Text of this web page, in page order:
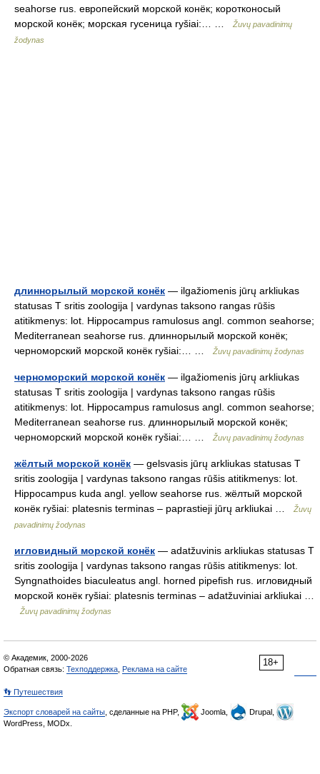
seahorse rus. европейский морской конёк; коротконосый
морской конёк; морская гусеница ryšiai:… …
Žuvų pavadinimų
žodynas
длиннорылый морской конёк — ilgažiomenis jūrų arkliukas
statusas T sritis zoologija | vardynas taksono rangas rūšis
atitikmenys: lot. Hippocampus ramulosus angl. common seahorse;
Mediterranean seahorse rus. длиннорылый морской конёк;
черноморский морской конёк ryšiai:… …
Žuvų pavadinimų žodynas
черноморский морской конёк — ilgažiomenis jūrų arkliukas
statusas T sritis zoologija | vardynas taksono rangas rūšis
atitikmenys: lot. Hippocampus ramulosus angl. common seahorse;
Mediterranean seahorse rus. длиннорылый морской конёк;
черноморский морской конёк ryšiai:… …
Žuvų pavadinimų žodynas
жёлтый морской конёк — gelsvasis jūrų arkliukas statusas T
sritis zoologija | vardynas taksono rangas rūšis atitikmenys: lot.
Hippocampus kuda angl. yellow seahorse rus. жёлтый морской
конёк ryšiai: platesnis terminas – paprastieji jūrų arkliukai …
Žuvų
pavadinimų žodynas
игловидный морской конёк — adatžuvinis arkliukas statusas T
sritis zoologija | vardynas taksono rangas rūšis atitikmenys: lot.
Syngnathoides biaculeatus angl. horned pipefish rus. игловидный
морской конёк ryšiai: platesnis terminas – adatžuviniai arkliukai …
Žuvų pavadinimų žodynas
18+
© Академик, 2000-2026
Обратная связь: Техподдержка Реклама на сайте
👣 Путешествия
Экспорт словарей на сайты , сделанные на PHP, Joomla,
Drupal,
WordPress, MODx.